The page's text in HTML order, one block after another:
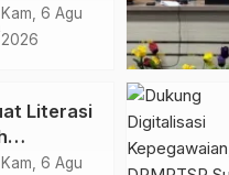
Puncak
Kam, 6 Agu
2026
Literasi
Kam, 6 Agu